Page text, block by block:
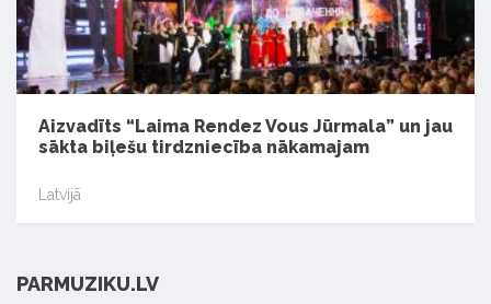
Aizvadīts “Laima Rendez Vous Jūrmala” un jau
sākta biļešu tirdzniecība nākamajam
Latvijā
PARMUZIKU.LV